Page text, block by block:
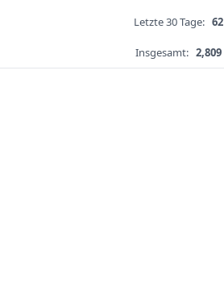
Letzte 30 Tage: 62
Insgesamt: 2,809